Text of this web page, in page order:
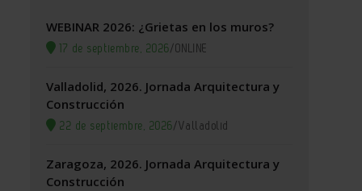
WEBINAR 2026: ¿Grietas en los muros?
17 de septiembre, 2026/ONLINE
Valladolid, 2026. Jornada Arquitectura y
Construcción
22 de septiembre, 2026/Valladolid
Zaragoza, 2026. Jornada Arquitectura y
Construcción